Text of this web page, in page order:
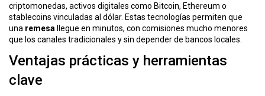
g
criptomonedas, activos digitales como Bitcoin, Ethereum o
stablecoins vinculadas al dólar. Estas tecnologías permiten que
una remesa llegue en minutos, con comisiones mucho menores
que los canales tradicionales y sin depender de bancos locales.
Ventajas prácticas y herramientas
clave